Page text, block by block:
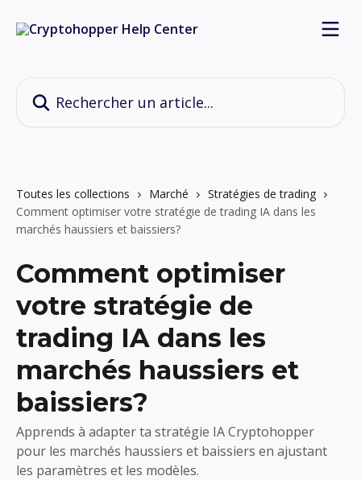
Toutes les collections Marché
Stratégies de trading
Comment optimiser votre stratégie de trading IA dans les
marchés haussiers et baissiers?
Comment optimiser
votre stratégie de
trading IA dans les
marchés haussiers et
baissiers?
Apprends à adapter ta stratégie IA Cryptohopper
pour les marchés haussiers et baissiers en ajustant
les paramètres et les modèles.